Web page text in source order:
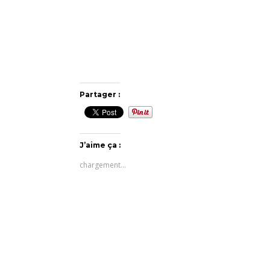
Partager :
J’aime ça :
chargement…